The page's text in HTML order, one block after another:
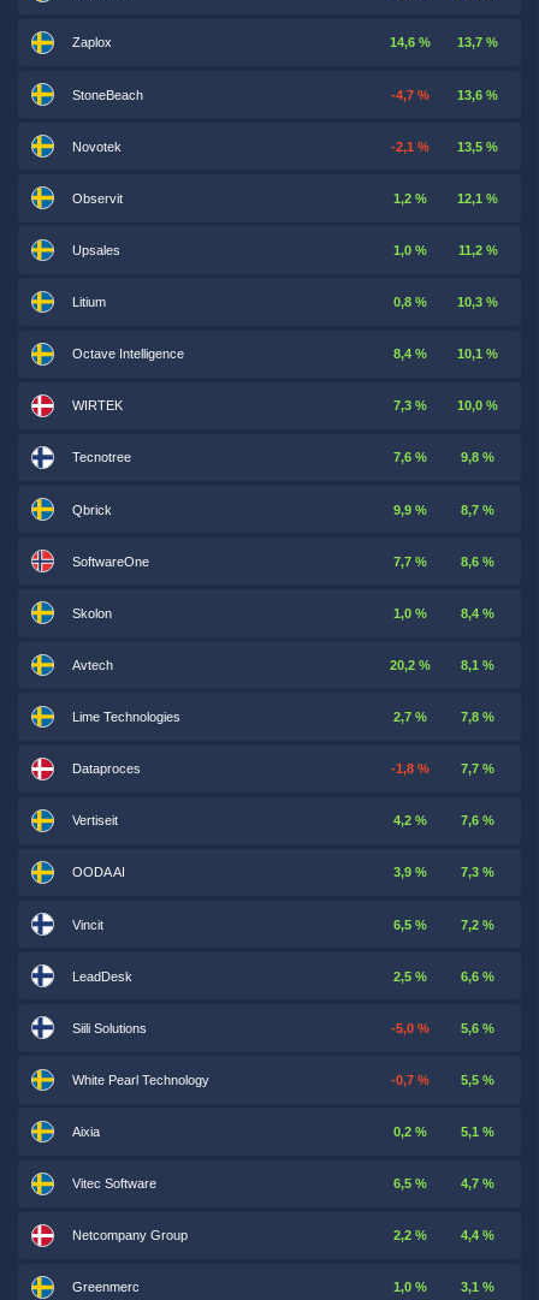
Zaplox 14,6 % 13,7 %
StoneBeach -4,7 % 13,6 %
Novotek -2,1 % 13,5 %
Observit 1,2 % 12,1 %
Upsales 1,0 % 11,2 %
Litium 0,8 % 10,3 %
Octave Intelligence 8,4 % 10,1 %
WIRTEK 7,3 % 10,0 %
Tecnotree 7,6 % 9,8 %
Qbrick 9,9 % 8,7 %
SoftwareOne 7,7 % 8,6 %
Skolon 1,0 % 8,4 %
Avtech 20,2 % 8,1 %
Lime Technologies 2,7 % 7,8 %
Dataproces -1,8 % 7,7 %
Vertiseit 4,2 % 7,6 %
OODA AI 3,9 % 7,3 %
Vincit 6,5 % 7,2 %
LeadDesk 2,5 % 6,6 %
Siili Solutions -5,0 % 5,6 %
White Pearl Technology -0,7 % 5,5 %
Aixia 0,2 % 5,1 %
Vitec Software 6,5 % 4,7 %
Netcompany Group 2,2 % 4,4 %
Greenmerc 1,0 % 3,1 %